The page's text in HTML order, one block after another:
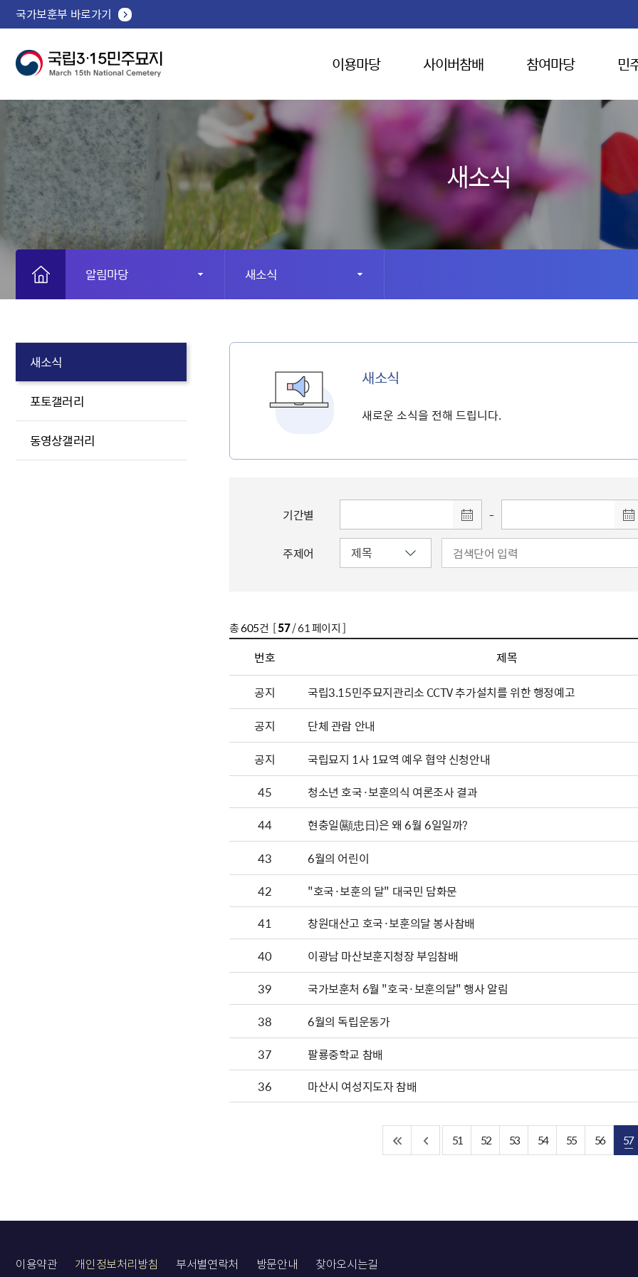
국가보훈부 바로가기
이용마당 사이버참배 참여마당 민
새소식
알림마당 새소식
새소식
포토갤러리
동영상갤러리
새소식
새로운 소식을 전해 드립니다.
기간별 -
주제어
총605건 [57/ 61 페이지 ]
번호 제목
공지
국립3.15민주묘지관리소 CCTV 추가설치를 위한 행정예고
공지
단체 관람 안내
공지
국립묘지 1사 1묘역 예우 협약 신청안내
45
청소년 호국·보훈의식 여론조사 결과
44
현충일(顯忠日)은 왜 6월 6일일까?
43
6월의 어린이
42
"호국·보훈의 달" 대국민 담화문
41
창원대산고 호국·보훈의달 봉사참배
40
이광남 마산보훈지청장 부임참배
39
국가보훈처 6월 "호국·보훈의달" 행사 알림
38
6월의 독립운동가
37
팔룡중학교 참배
36
마산시 여성지도자 참배
51 52 53 54 55 56 57
이용약관 개인정보처리방침 부서별연락처 방문안내 찾아오시는길